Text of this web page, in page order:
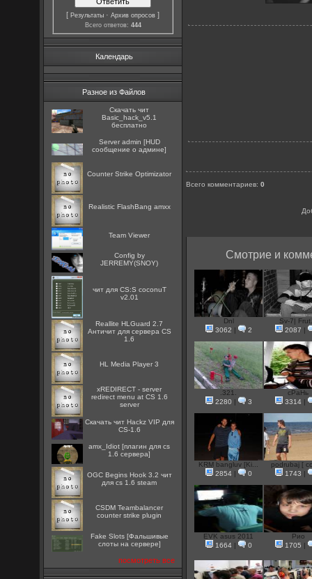
[Результаты ·Архив опросов ]
Всего ответов: 444
Календарь
Разное из Файлов
Скачать чит
Basic_hack_v5.1
бесплатно
Server admin [HUD
сообщение о админе]
Counter Strike Optimizator
Realistic FlashBang amxx
Team Viewer
Config by
JERREMY(SNOY)
чит для CS:S coconuT
v2.01
Reallite HLGuard 2.7
Aнтичит для сервера CS
1.6
HL Media Player 3
xREDIRECT - server
redirect menu at CS 1.6
server
Скачать чит Hackz VIP для
CS-1.6
amx_Idiot [плагин для cs
1.6 сервера]
OGC Begins Hook 3.2 чит
для cs 1.6 steam
CSDM Teambalancer
counter strike plugin
Fake Slots [Фальшивые
слоты на сервере]
посмотреть все
Всего комментариев:0
Смотрие и
Dnl
3062
2
Sv-7|
2087
.321.
2280
3
сРаНь
3314|
KRM bangluv [Ki...
2854| 0
podrubaj [
1743
EVK asus 2011
1664| 0
Pио
1705